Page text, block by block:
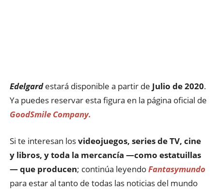
Edelgardestará disponible a partir de Julio de 2020.
Ya puedes reservar esta figura en la página oficial de
GoodSmile Company.
Si te interesan losvideojuegos, series de TV, cine
y libros, y toda la mercancía —como estatuillas
— que producen; continúa leyendoFantasymundo
para estar al tanto de todas las noticias del mundo